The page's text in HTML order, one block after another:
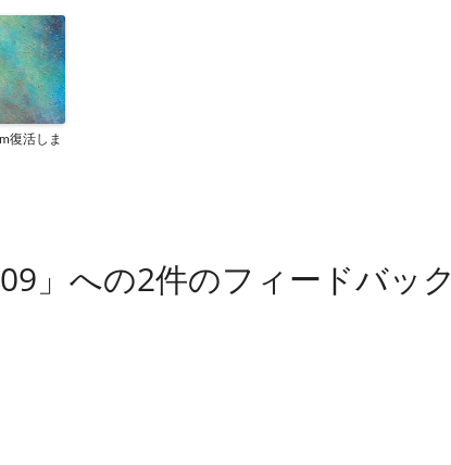
復活しま
」への2件のフィードバック